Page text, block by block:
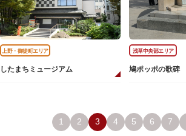
上野・御徒町エリア
したまちミュージアム
浅草中央部エリア
鳩ポッポの歌碑
1 2 3 4 5 6 7